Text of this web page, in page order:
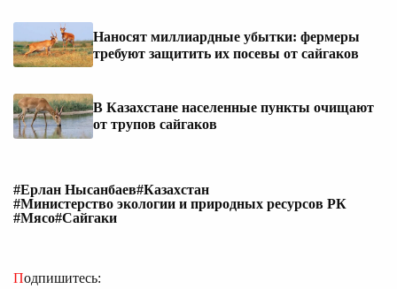
Наносят миллиардные убытки: фермеры
требуют защитить их посевы от сайгаков
В Казахстане населенные пункты очищают
от трупов сайгаков
#Ерлан Нысанбаев#Казахстан
#Министерство экологии и природных ресурсов РК
#Мясо#Сайгаки
Подпишитесь: